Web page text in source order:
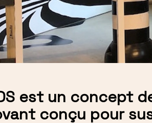
est un concept
conçu pour